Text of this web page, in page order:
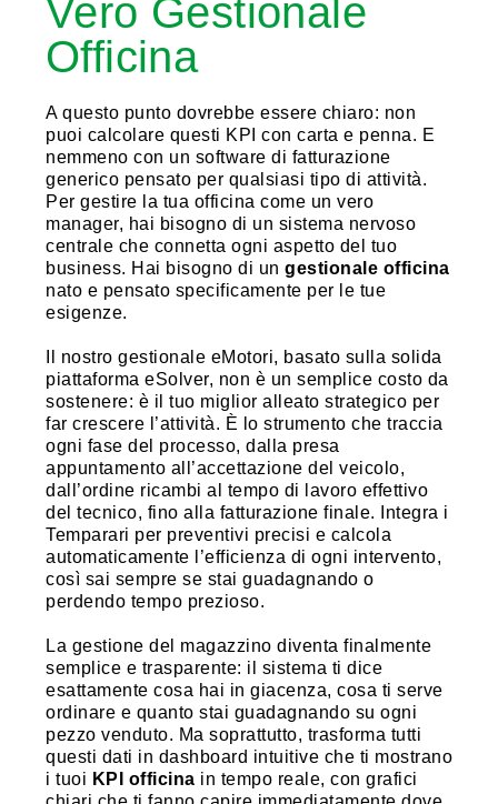
Vero Gestionale
Officina
A questo punto dovrebbe essere chiaro: non
puoi calcolare questi KPI con carta e penna. E
nemmeno con un software di fatturazione
generico pensato per qualsiasi tipo di attività.
Per gestire la tua officina come un vero
manager, hai bisogno di un sistema nervoso
centrale che connetta ogni aspetto del tuo
business. Hai bisogno di un gestionale officina
nato e pensato specificamente per le tue
esigenze.
Il nostro gestionale eMotori, basato sulla solida
piattaforma eSolver, non è un semplice costo da
sostenere: è il tuo miglior alleato strategico per
far crescere l’attività. È lo strumento che traccia
ogni fase del processo, dalla presa
appuntamento all’accettazione del veicolo,
dall’ordine ricambi al tempo di lavoro effettivo
del tecnico, fino alla fatturazione finale. Integra i
Temparari per preventivi precisi e calcola
automaticamente l’efficienza di ogni intervento,
così sai sempre se stai guadagnando o
perdendo tempo prezioso.
La gestione del magazzino diventa finalmente
semplice e trasparente: il sistema ti dice
esattamente cosa hai in giacenza, cosa ti serve
ordinare e quanto stai guadagnando su ogni
pezzo venduto. Ma soprattutto, trasforma tutti
questi dati in dashboard intuitive che ti mostrano
i tuoi KPI officina in tempo reale, con grafici